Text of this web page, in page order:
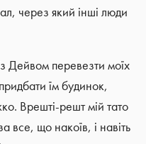
через який інші люди
Дейвом перевезти моїх
їм будинок,
Врешті-решт мій тато
все, що накоїв, і навіть